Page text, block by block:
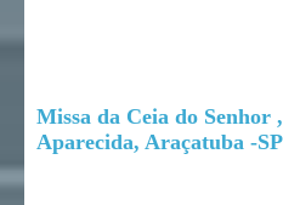
Missa da Ceia do Senhor
Aparecida, Araçatuba -